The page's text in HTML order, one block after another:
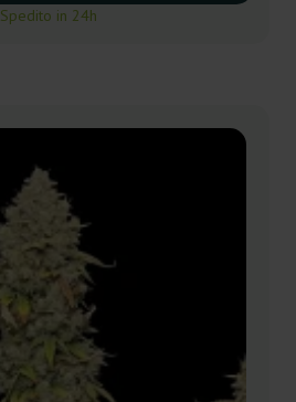
Spedito in 24h